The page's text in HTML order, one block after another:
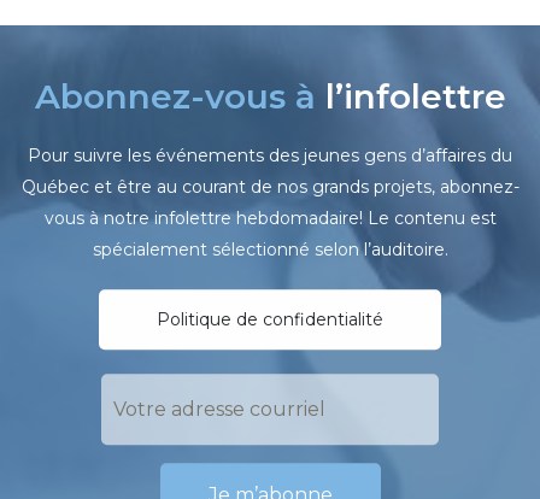
Abonnez-vous à l’infolettre
Pour suivre les événements des jeunes gens d’affaires du
Québec et être au courant de nos grands projets, abonnez-
vous à notre infolettre hebdomadaire! Le contenu est
spécialement sélectionné selon l’auditoire.
Politique de confidentialité